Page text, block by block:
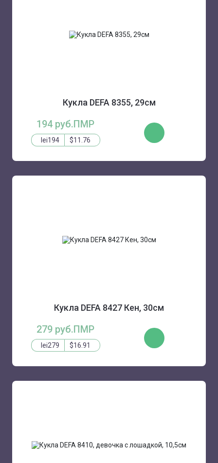
Кукла DEFA 8355, 29см
194 руб.ПМР
lei194 $11.76
КУПИТЬ
Кукла DEFA 8427 Кен, 30см
279 руб.ПМР
lei279 $16.91
КУПИТЬ